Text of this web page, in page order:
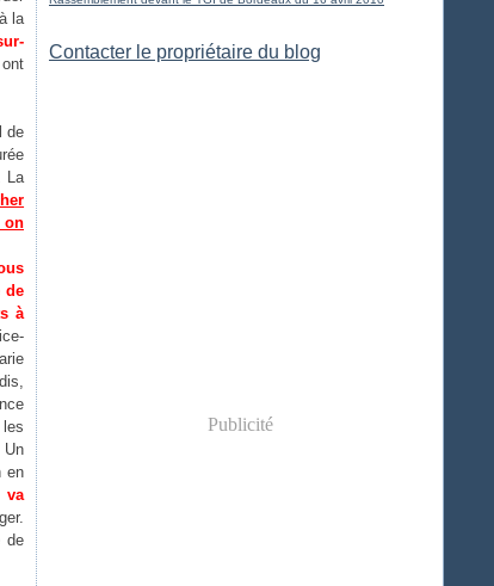
la
de
La
on
de
à
Un
en
va
de
Contacter le propriétaire du blog
Publicité